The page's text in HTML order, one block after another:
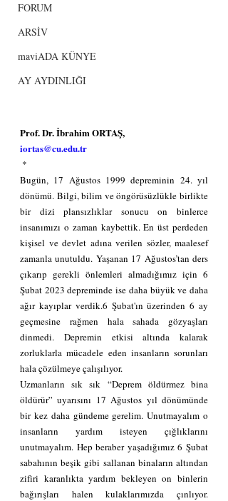
FORUM
ARSİV
maviADA KÜNYE
AY AYDINLIĞI
Prof. Dr. İbrahim ORTAŞ,
iortas@cu.edu.tr
*
Bugün, 17 Ağustos 1999 depreminin 24. yıl
dönümü. Bilgi, bilim ve öngörüsüzlükle birlikte
bir dizi plansızlıklar sonucu on binlerce
insanımızı o zaman kaybettik. En üst perdeden
kişisel ve devlet adına verilen sözler, maalesef
zamanla unutuldu. Yaşanan 17 Ağustos’tan ders
çıkarıp gerekli önlemleri almadığımız için 6
Şubat 2023 depreminde ise daha büyük ve daha
ağır kayıplar verdik.6 Şubat'ın üzerinden 6 ay
geçmesine rağmen hala sahada gözyaşları
dinmedi. Depremin etkisi altında kalarak
zorluklarla mücadele eden insanların sorunları
hala çözülmeye çalışılıyor.
Uzmanların sık sık “Deprem öldürmez bina
öldürür” uyarısını 17 Ağustos yıl dönümünde
bir kez daha gündeme gerelim. Unutmayalım o
insanların yardım isteyen çığlıklarını
unutmayalım. Hep beraber yaşadığımız 6 Şubat
sabahının beşik gibi sallanan binaların altından
zifiri karanlıkta yardım bekleyen on binlerin
bağırışları halen kulaklarımızda çınlıyor.